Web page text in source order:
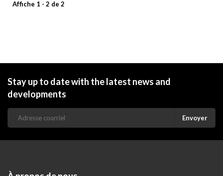
Affiche 1 - 2 de 2
Stay up to date with the latest news and
developments
Envoyer